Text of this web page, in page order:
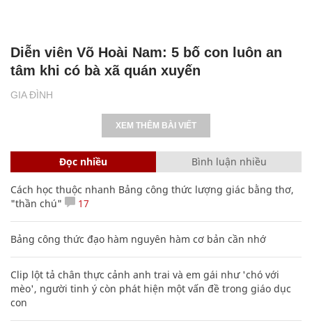
GIA ĐÌNH
Diễn viên Võ Hoài Nam: 5 bố con luôn an
tâm khi có bà xã quán xuyến
XEM THÊM BÀI VIẾT
Đọc nhiều Bình luận nhiều
Cách học thuộc nhanh Bảng công thức lượng giác bằng thơ,
"thần chú"
17
Bảng công thức đạo hàm nguyên hàm cơ bản cần nhớ
Clip lột tả chân thực cảnh anh trai và em gái như 'chó với
mèo', người tinh ý còn phát hiện một vấn đề trong giáo dục
con